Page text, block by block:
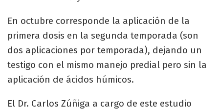
En octubre corresponde la aplicación de la
primera dosis en la segunda temporada (son
dos aplicaciones por temporada), dejando un
testigo con el mismo manejo predial pero sin la
aplicación de ácidos húmicos.
El Dr. Carlos Zúñiga a cargo de este estudio